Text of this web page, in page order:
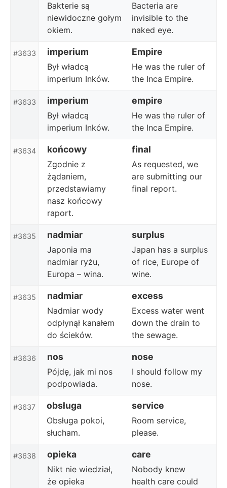
Bakterie są
niewidoczne gołym
okiem.
Bacteria are
invisible to the
naked eye.
#3633 imperium Empire
Był władcą
imperium Inków.
He was the ruler of
the Inca Empire.
#3633 imperium empire
Był władcą
imperium Inków.
He was the ruler of
the Inca Empire.
#3634 końcowy final
Zgodnie z
żądaniem,
przedstawiamy
nasz końcowy
raport.
As requested, we
are submitting our
final report.
#3635 nadmiar surplus
Japonia ma
nadmiar ryżu,
Europa – wina.
Japan has a surplus
of rice, Europe of
wine.
#3635 nadmiar excess
Nadmiar wody
odpłynął kanałem
do ścieków.
Excess water went
down the drain to
the sewage.
#3636 nos nose
Pójdę, jak mi nos
podpowiada.
I should follow my
nose.
#3637 obsługa service
Obsługa pokoi,
słucham.
Room service,
please.
#3638 opieka care
Nikt nie wiedział,
że opieka
Nobody knew
health care could